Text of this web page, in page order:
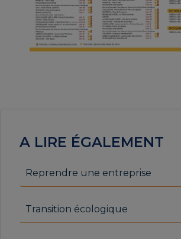
A LIRE ÉGALEMENT
Reprendre une entreprise
Transition écologique